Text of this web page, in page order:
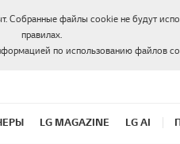
файлы cookie не будут
правилах.
по использованию файлов
LG MAGAZINE LG AI